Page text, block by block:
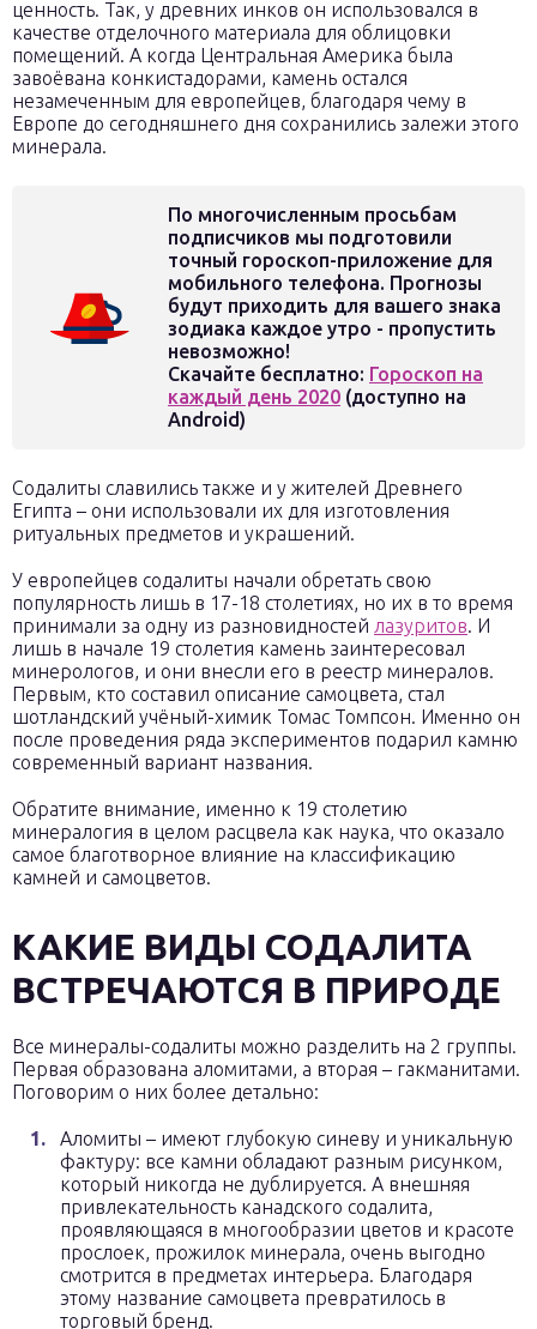
ценность. Так, у древних инков он использовался в
качестве отделочного материала для облицовки
помещений. А когда Центральная Америка была
завоёвана конкистадорами, камень остался
незамеченным для европейцев, благодаря чему в
Европе до сегодняшнего дня сохранились залежи этого
минерала.
По многочисленным просьбам
подписчиков мы подготовили
точный гороскоп-приложение для
мобильного телефона. Прогнозы
будут приходить для вашего знака
зодиака каждое утро - пропустить
невозможно!
Скачайте бесплатно: Гороскоп на
каждый день 2020 (доступно на
Android)
Содалиты славились также и у жителей Древнего
Египта – они использовали их для изготовления
ритуальных предметов и украшений.
У европейцев содалиты начали обретать свою
популярность лишь в 17-18 столетиях, но их в то время
принимали за одну из разновидностей лазуритов. И
лишь в начале 19 столетия камень заинтересовал
минерологов, и они внесли его в реестр минералов.
Первым, кто составил описание самоцвета, стал
шотландский учёный-химик Томас Томпсон. Именно он
после проведения ряда экспериментов подарил камню
современный вариант названия.
Обратите внимание, именно к 19 столетию
минералогия в целом расцвела как наука, что оказало
самое благотворное влияние на классификацию
камней и самоцветов.
КАКИЕ ВИДЫ СОДАЛИТА
ВСТРЕЧАЮТСЯ В ПРИРОДЕ
Все минералы-содалиты можно разделить на 2 группы.
Первая образована аломитами, а вторая – гакманитами.
Поговорим о них более детально:
Аломиты – имеют глубокую синеву и уникальную
фактуру: все камни обладают разным рисунком,
который никогда не дублируется. А внешняя
привлекательность канадского содалита,
проявляющаяся в многообразии цветов и красоте
прослоек, прожилок минерала, очень выгодно
смотрится в предметах интерьера. Благодаря
этому название самоцвета превратилось в
торговый бренд.